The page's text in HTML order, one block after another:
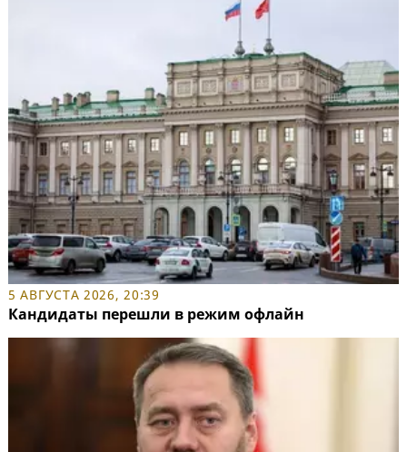
5 АВГУСТА 2026, 20:39
Кандидаты перешли в режим офлайн